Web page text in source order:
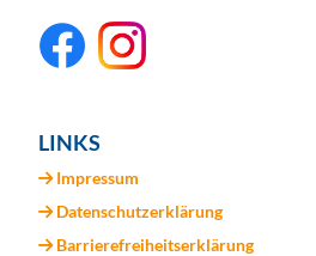
LINKS
Impressum
Datenschutzerklärung
Barrierefreiheitserklärung